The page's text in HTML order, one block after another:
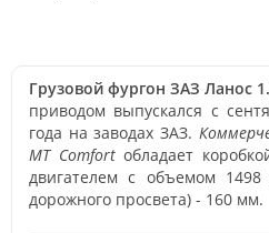
Грузовой фургон ЗАЗ Ланос
приводом выпускался с
года на заводах ЗАЗ.
MT Comfortобладает
двигателем с объемом
дорожного просвета) - 160 мм.